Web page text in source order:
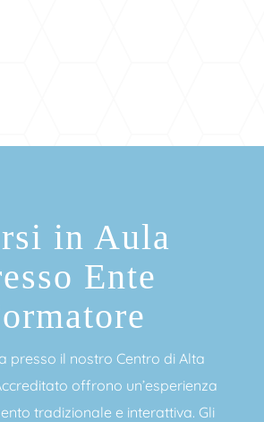
in Aula
Ente
presso il nostro Centro di Alta
offrono un’esperienza
tradizionale e interattiva. Gli